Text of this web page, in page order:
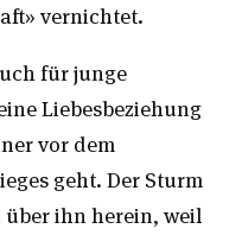
vernichtet.
für junge
Liebesbeziehung
vor dem
geht. Der Sturm
ihn herein, weil